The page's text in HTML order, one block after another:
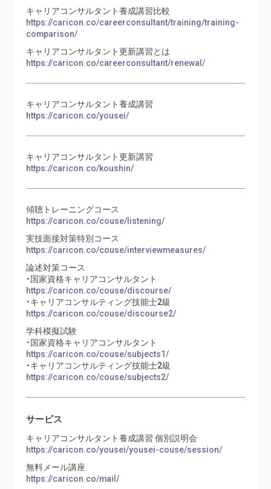
キャリアコンサルタント養成講習比較
https://caricon.co/careerconsultant/training/training-
comparison/
キャリアコンサルタント更新講習とは
https://caricon.co/careerconsultant/renewal/
キャリアコンサルタント養成講習
https://caricon.co/yousei/
キャリアコンサルタント更新講習
https://caricon.co/koushin/
傾聴トレーニングコース
https://caricon.co/couse/listening/
実技面接対策特別コース
https://caricon.co/couse/interviewmeasures/
論述対策コース
・国家資格キャリアコンサルタント
https://caricon.co/couse/discourse/
・キャリアコンサルティング技能士2級
https://caricon.co/couse/discourse2/
学科模擬試験
・国家資格キャリアコンサルタント
https://caricon.co/couse/subjects1/
・キャリアコンサルティング技能士2級
https://caricon.co/couse/subjects2/
サービス
キャリアコンサルタント養成講習 個別説明会
https://caricon.co/yousei/yousei-couse/session/
無料メール講座
https://caricon.co/mail/